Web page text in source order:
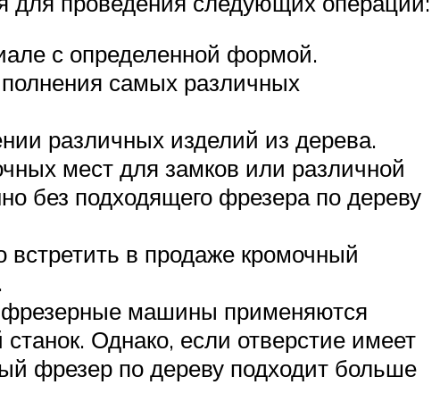
с определенной формой.
самых различных
различных изделий из дерева.
мест для замков или различной
без подходящего фрезера по дереву
в продаже кромочный
фрезерные машины применяются
Однако, если отверстие имеет
фрезер по дереву подходит больше